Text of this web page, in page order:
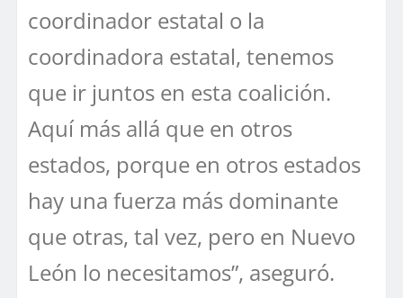
coordinador estatal o la
coordinadora estatal, tenemos
que ir juntos en esta coalición.
Aquí más allá que en otros
estados, porque en otros estados
hay una fuerza más dominante
que otras, tal vez, pero en Nuevo
León lo necesitamos”, aseguró.